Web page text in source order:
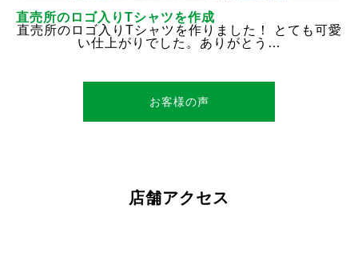
直売所のロゴ入りTシャツを作成
直売所のロゴ入りTシャツを作りました！ とても可愛
い仕上がりでした。ありがとう…
お客様の声
店舗アクセス